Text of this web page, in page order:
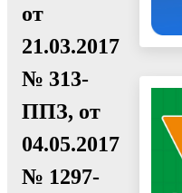
от
21.03.2017
№ 313-
ППЗ, от
04.05.2017
№ 1297-